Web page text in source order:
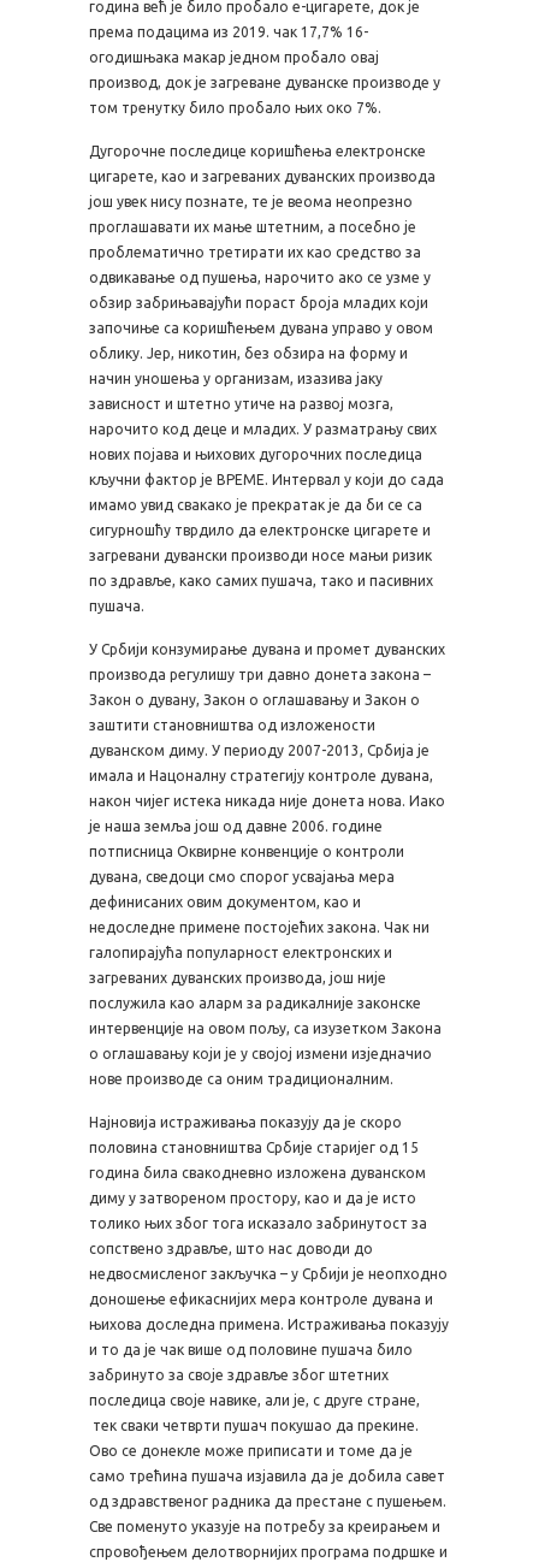
година већ је било пробало е-цигарете, док је
према подацима из 2019. чак 17,7% 16-
огодишњака макар једном пробало овај
производ, док је загреване дуванске производе у
том тренутку било пробало њих око 7%.
Дугорочне последице коришћења електронске
цигарете, као и загреваних дуванских производа
још увек нису познате, те је веома неопрезно
проглашавати их мање штетним, а посебно је
проблематично третирати их као средство за
одвикавање од пушења, нарочито ако се узме у
обзир забрињавајући пораст броја младих који
започиње са коришћењем дувана управо у овом
облику. Јер, никотин, без обзира на форму и
начин уношења у организам, изазива јаку
зависност и штетно утиче на развој мозга,
нарочито код деце и младих. У разматрању свих
нових појава и њихових дугорочних последица
кључни фактор је ВРЕМЕ. Интервал у који до сада
имамо увид свакако је прекратак је да би се са
сигурношћу тврдило да електронске цигарете и
загревани дувански производи носе мањи ризик
по здравље, како самих пушача, тако и пасивних
пушача.
У Србији конзумирање дувана и промет дуванских
производа регулишу три давно донета закона –
Закон о дувану, Закон о оглашавању и Закон о
заштити становништва од изложености
дуванском диму. У периоду 2007-2013, Србија је
имала и Нацоналну стратегију контроле дувана,
након чијег истека никада није донета нова. Иако
је наша земља још од давне 2006. године
потписница Оквирне конвенције о контроли
дувана, сведоци смо спорог усвајања мера
дефинисаних овим документом, као и
недоследне примене постојећих закона. Чак ни
галопирајућа популарност електронских и
загреваних дуванских производа, још није
послужила као аларм за радикалније законске
интервенције на овом пољу, са изузетком Закона
о оглашавању који је у својој измени изједначио
нове производе са оним традиционалним.
Најновија истраживања показују да је скоро
половина становништва Србије старијег од 15
година била свакодневно изложена дуванском
диму у затвореном простору, као и да је исто
толико њих због тога исказало забринутост за
сопствено здравље, што нас доводи до
недвосмисленог закључка – у Србији је неопходно
доношење ефикаснијих мера контроле дувана и
њихова доследна примена. Истраживања показују
и то да је чак више од половине пушача било
забринуто за своје здравље због штетних
последица своје навике, али је, с друге стране,
тек сваки четврти пушач покушао да прекине.
Ово се донекле може приписати и томе да је
само трећина пушача изјавила да је добила савет
од здравственог радника да престане с пушењем.
Све поменуто указује на потребу за креирањем и
спровођењем делотворнијих програма подршке и